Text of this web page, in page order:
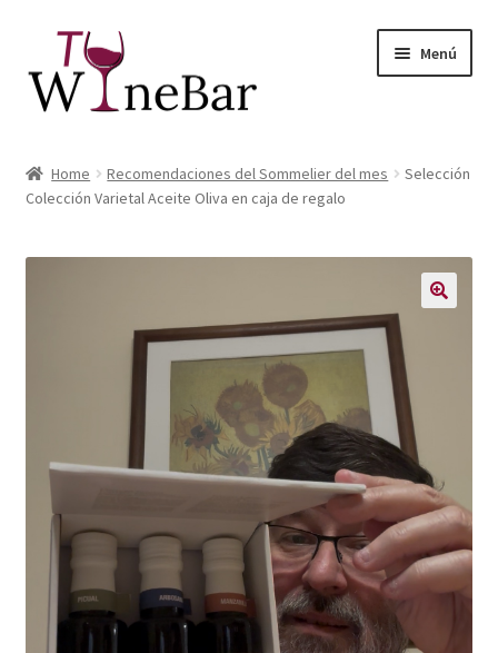
a
la
al
contenido
Menú
Tienda de Vinos y Productos
menú
hijo
Servicios
el
menú
Home Recomendaciones del Sommelier del mes
Selección
Colección Varietal Aceite Oliva en caja de regalo